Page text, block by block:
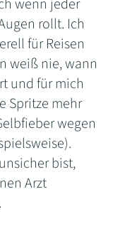
wenn jeder
rollt. Ich
für Reisen
weiß nie, wann
und für mich
Spritze mehr
wegen
bist,
Arzt